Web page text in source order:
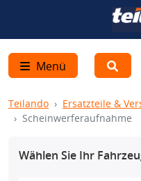
Menü
Teilando Ersatzteile &
Scheinwerferaufnahme
Wählen Sie Ihr